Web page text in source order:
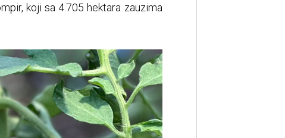
koji sa 4.705 hektara zauzima